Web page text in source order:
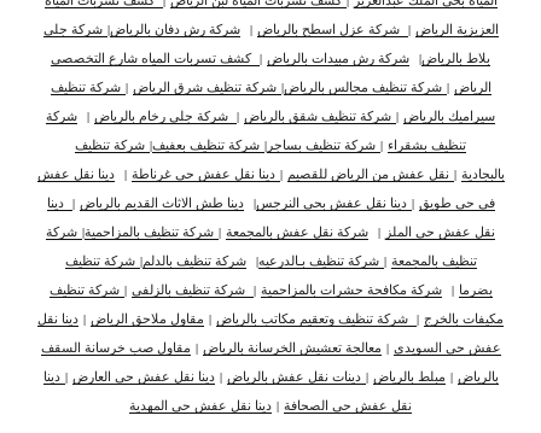
العزيزية الرياض | شركة عزل اسطح بالرياض |شركة رش دفان بالرياض| شركة جلي
بلاط بالرياض| شركة رش مبيدات بالرياض | كشف تسربات المياه شارع التخصصي
الرياض | شركة تنظيف مجالس بالرياض| شركة تنظيف شرق الرياض | شركة تنظيف
سيراميك بالرياض | شركة تنظيف شقق بالرياض | شركة جلى رخام بالرياض | شركة
تنظيف بشقراء | شركة تنظيف بساجر | شركة تنظيف بعفيف| شركة تنظيف
بالبجادية | نقل عفش من الرياض للقصيم | دينا نقل عفش حي غرناطة |دينا نقل عفش
في حي طويق | دينا نقل عفش بحي النرجس|دينا طش الاثاث القديم بالرياض | دينا
نقل عفش حي الملز | شركة نقل عفش بالمجمعة | شركة تنظيف بالمزاحمية| شركة
تنظيف بالمجمعة | شركة تنظيف بـالدرعيه|شركة تنظيف بالدلم| شركة تنظيف
بضرما |شركة مكافحة حشرات بالمزاحمية | شركة تنظيف بالزلفي | شركة تنظيف
مكيفات بالخرج | شركة تنظيف وتعقيم مكاتب بالرياض | مقاول ملاحق الرياض | دينا نقل
عفش حي السويدي | معالجة تعشيش الخرسانة بالرياض | مقاول صب خرسانة السقف
بالرياض | مبلط بالرياض | دينات نقل عفش بالرياض |دينا نقل عفش حي العارض | دينا
نقل عفش حي الصحافة | دينا نقل عفش حي المهدية